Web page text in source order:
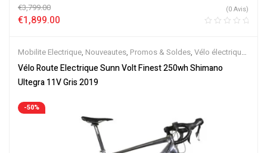
€3,799.00
€1,899.00
(0 Avis)
Mobilite Electrique, Nouveautes, Promos & Soldes, Vélo électrique
ville,Vélos de Route Electriques,Velos Electriques
Vélo Route Electrique Sunn Volt Finest 250wh Shimano
Ultegra 11V Gris 2019
-50%